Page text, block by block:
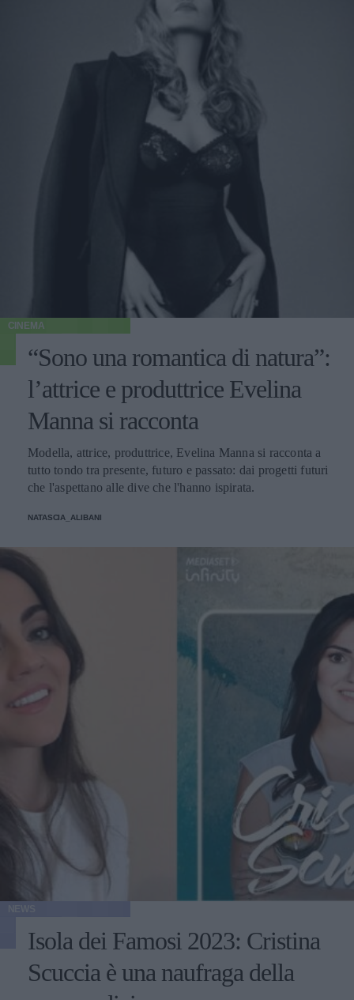
CINEMA
“Sono una romantica di natura”:
l’attrice e produttrice Evelina
Manna si racconta
Modella, attrice, produttrice, Evelina Manna si racconta a
tutto tondo tra presente, futuro e passato: dai progetti futuri
che l'aspettano alle dive che l'hanno ispirata.
NATASCIA_ALIBANI
Isola dei Famosi 2023: Cristina
Scuccia è una naufraga della